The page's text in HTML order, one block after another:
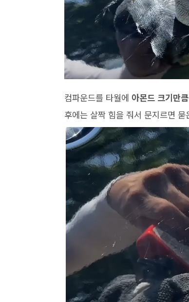
컴파운드를 타월에 아몬드 크기만
후에는 살짝 힘을 줘서 문지르면